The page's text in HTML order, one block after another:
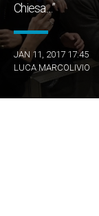
Chiesa…”
JAN 11, 2017 17:45
LUCA MARCOLIVIO